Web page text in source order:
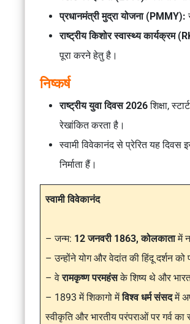
प्रधानमंत्री मुद्रा योजना (PMMY):
राष्ट्रीय किशोर स्वास्थ्य कार्यक्रम
पूरा करने हेतु है।
निष्कर्ष
राष्ट्रीय युवा दिवस 2026शिक्षा,
रेखांकित करता है।
स्वामी विवेकानंद से प्रेरित यह दिवस
निर्माता हैं।
स्वामी विवेकानंद
– जन्म: 12 जनवरी 1863, कोलकातामें
– उन्होंने योग और वेदांत की हिंदू दर्शन को
– वेरामकृष्ण परमहंसके शिष्य थे और भारत
– 1893 में शिकागो मेंविश्व धर्म संसदमें
स्वीकृति और भारतीय परंपराओं पर गर्व का